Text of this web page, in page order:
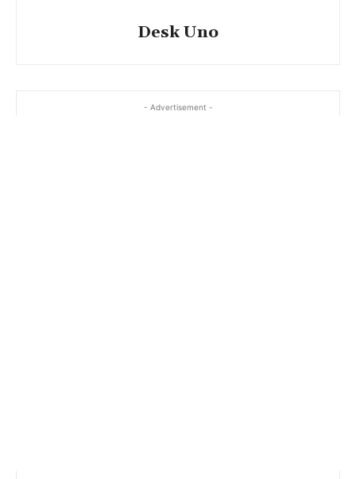
Desk Uno
- Advertisement -